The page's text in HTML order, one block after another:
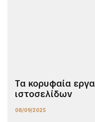
Τα κορυφαία
ιστοσελίδων
08/09/2025